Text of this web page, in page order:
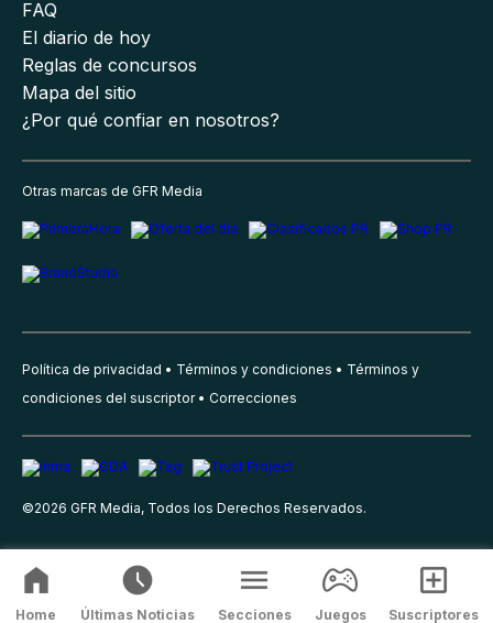
FAQ
El diario de hoy
Reglas de concursos
Mapa del sitio
¿Por qué confiar en nosotros?
Otras marcas de GFR Media
Política de privacidad Términos y condiciones
Términos y
condiciones del suscriptor
Correcciones
©2026 GFR Media, Todos los Derechos Reservados.
Home Últimas Noticias Secciones Juegos Suscriptores